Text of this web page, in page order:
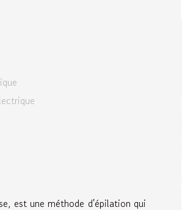
est une méthode d'épilation qui